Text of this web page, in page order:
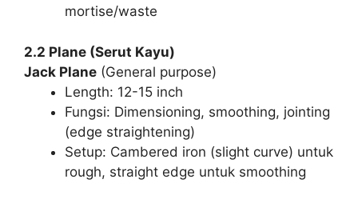
mortise/waste
2.2 Plane (Serut Kayu)
Jack Plane (General purpose)
Length: 12-15 inch
Fungsi: Dimensioning, smoothing, jointing
(edge straightening)
Setup: Cambered iron (slight curve) untuk
rough, straight edge untuk smoothing